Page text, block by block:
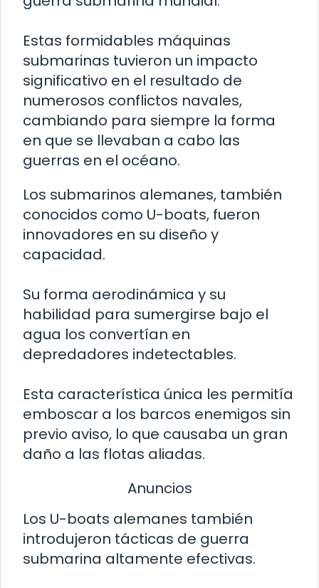
Estas formidables máquinas
submarinas tuvieron un impacto
significativo en el resultado de
numerosos conflictos navales,
cambiando para siempre la forma
en que se llevaban a cabo las
guerras en el océano.
Los submarinos alemanes, también
conocidos como U-boats, fueron
innovadores en su diseño y
capacidad.
Su forma aerodinámica y su
habilidad para sumergirse bajo el
agua los convertían en
depredadores indetectables.
Esta característica única les permitía
emboscar a los barcos enemigos sin
previo aviso, lo que causaba un gran
daño a las flotas aliadas.
Anuncios
Los U-boats alemanes también
introdujeron tácticas de guerra
submarina altamente efectivas.